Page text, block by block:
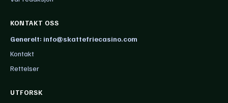
KONTAKT OSS
Generelt: info@skattefriecasino.com
Kontakt
Rettelser
UTFORSK